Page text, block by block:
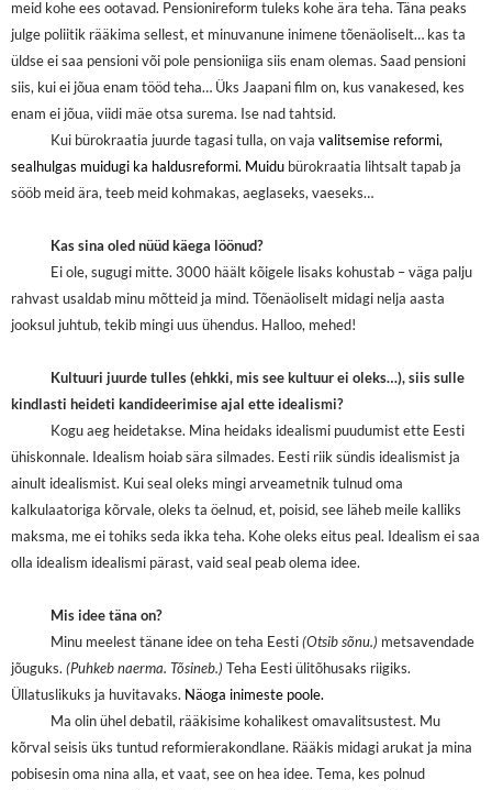
meid kohe ees ootavad. Pensionireform tuleks kohe ära teha. Täna peaks
julge poliitik rääkima sellest, et minuvanune inimene tõenäoliselt… kas ta
üldse ei saa pensioni või pole pensioniiga siis enam olemas. Saad pensioni
siis, kui ei jõua enam tööd teha… Üks Jaapani film on, kus vanakesed, kes
enam ei jõua, viidi mäe otsa surema. Ise nad tahtsid.
Kui bürokraatia juurde tagasi tulla, on vaja valitsemise reformi,
sealhulgas muidugi ka haldusreformi. Muidu bürokraatia lihtsalt tapab ja
sööb meid ära, teeb meid kohmakas, aeglaseks, vaeseks…
Kas sina oled nüüd käega löönud?
Ei ole, sugugi mitte. 3000 häält kõigele lisaks kohustab – väga palju
rahvast usaldab minu mõtteid ja mind. Tõenäoliselt midagi nelja aasta
jooksul juhtub, tekib mingi uus ühendus. Halloo, mehed!
Kultuuri juurde tulles (ehkki, mis see kultuur ei oleks…), siis sulle
kindlasti heideti kandideerimise ajal ette idealismi?
Kogu aeg heidetakse. Mina heidaks idealismi puudumist ette Eesti
ühiskonnale. Idealism hoiab sära silmades. Eesti riik sündis idealismist ja
ainult idealismist. Kui seal oleks mingi arveametnik tulnud oma
kalkulaatoriga kõrvale, oleks ta öelnud, et, poisid, see läheb meile kalliks
maksma, me ei tohiks seda ikka teha. Kohe oleks eitus peal. Idealism ei saa
olla idealism idealismi pärast, vaid seal peab olema idee.
Mis idee täna on?
Minu meelest tänane idee on teha Eesti(Otsib sõnu.) metsavendade
jõuguks. (Puhkeb naerma. Tõsineb.) Teha Eesti ülitõhusaks riigiks.
Üllatuslikuks ja huvitavaks. Näoga inimeste poole.
Ma olin ühel debatil, rääkisime kohalikest omavalitsustest. Mu
kõrval seisis üks tuntud reformierakondlane. Rääkis midagi arukat ja mina
pobisesin oma nina alla, et vaat, see on hea idee. Tema, kes polnud